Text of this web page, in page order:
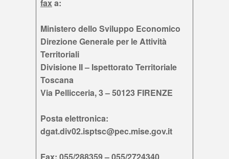
faxa:
Ministero dello Sviluppo Economico
Direzione Generale per le Attività
Territoriali
Divisione II – Ispettorato Territoriale
Toscana
Via Pellicceria, 3 – 50123 FIRENZE
Posta elettronica:
dgat.div02.isptsc@pec.mise.gov.it